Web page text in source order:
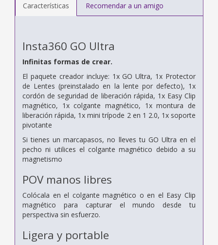
Características Recomendar a un amigo
Insta360 GO Ultra
Infinitas formas de crear.
El paquete creador incluye: 1x GO Ultra, 1x Protector
de Lentes (preinstalado en la lente por defecto), 1x
cordón de seguridad de liberación rápida, 1x Easy Clip
magnético, 1x colgante magnético, 1x montura de
liberación rápida, 1x mini trípode 2 en 1 2.0, 1x soporte
pivotante
Si tienes un marcapasos, no lleves tu GO Ultra en el
pecho ni utilices el colgante magnético debido a su
magnetismo
POV manos libres
Colócala en el colgante magnético o en el Easy Clip
magnético para capturar el mundo desde tu
perspectiva sin esfuerzo.
Ligera y portable